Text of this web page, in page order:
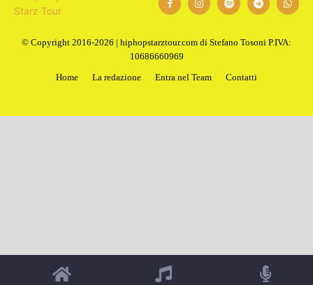
© Copyright 2016-2026 | hiphopstarztour.com di Stefano Tosoni P.IVA:
10686660969
Home
La redazione Entra nel Team Contatti